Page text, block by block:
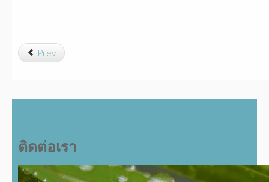
Prev
ติดต่อเรา